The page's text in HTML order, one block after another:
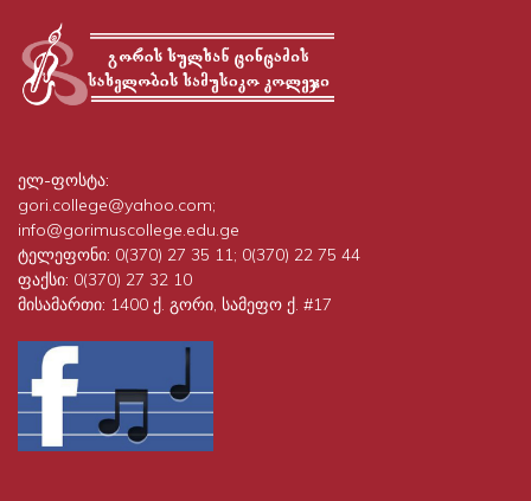
ელ-ფოსტა:
gori.college@yahoo.com;
info@gorimuscollege.edu.ge
ტელეფონი: 0(370) 27 35 11; 0(370) 22 75 44
ფაქსი: 0(370) 27 32 10
მისამართი: 1400 ქ. გორი, სამეფო ქ. #17